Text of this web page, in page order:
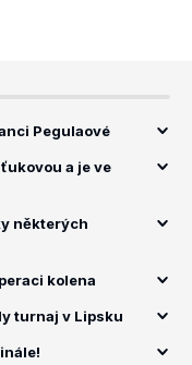
Pegulaové
a je ve
některých
kolena
turnaj v Lipsku